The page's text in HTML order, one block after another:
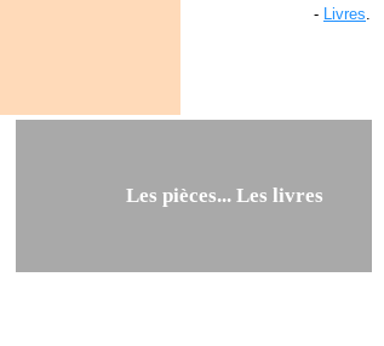
- Livres.
Les pièces... Les livres